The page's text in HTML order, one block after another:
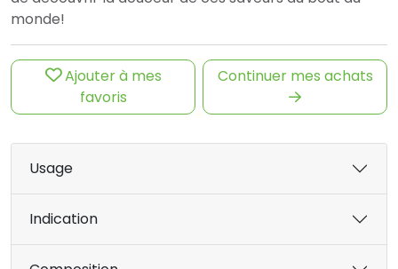
monde!
Ajouter à mes
favoris
Continuer mes achats
Usage
Indication